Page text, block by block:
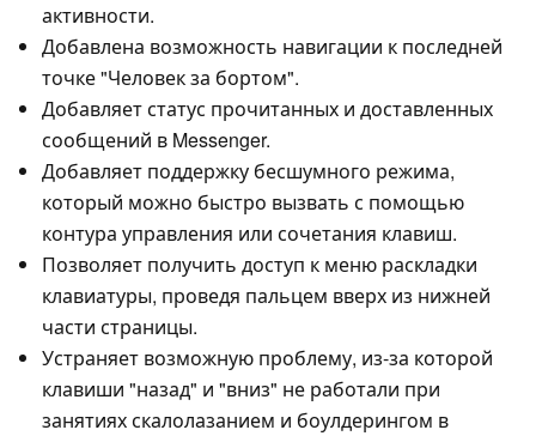
активности.
Добавлена возможность навигации к последней
точке "Человек за бортом".
Добавляет статус прочитанных и доставленных
сообщений в Messenger.
Добавляет поддержку бесшумного режима,
который можно быстро вызвать с помощью
контура управления или сочетания клавиш.
Позволяет получить доступ к меню раскладки
клавиатуры, проведя пальцем вверх из нижней
части страницы.
Устраняет возможную проблему, из-за которой
клавиши "назад" и "вниз" не работали при
занятиях скалолазанием и боулдерингом в